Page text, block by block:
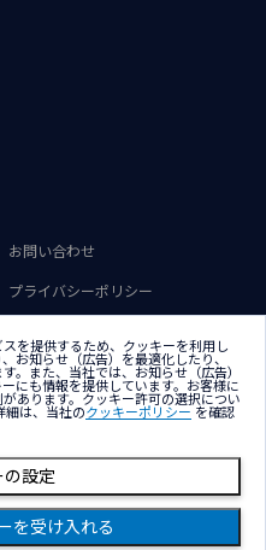
お問い合わせ
プライバシーポリシー
を提供するため、クッキーを利用し
お知らせ（広告）を最適化したり、
。また、当社では、お知らせ（広告）
にも情報を提供しています。お客様に
あります。クッキー許可の選択につい
細は、当社のクッキーポリシー を確認
を受け入れる
の設定